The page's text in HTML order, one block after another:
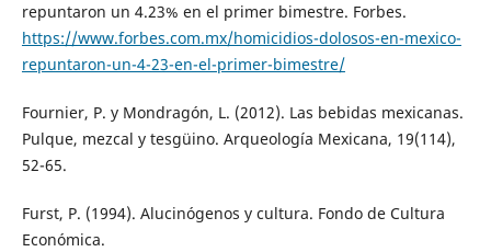
repuntaron un 4.23% en el primer bimestre. Forbes.
https://www.forbes.com.mx/homicidios-dolosos-en-mexico-
repuntaron-un-4-23-en-el-primer-bimestre/
Fournier, P. y Mondragón, L. (2012). Las bebidas mexicanas.
Pulque, mezcal y tesgüino. Arqueología Mexicana, 19(114),
52-65.
Furst, P. (1994). Alucinógenos y cultura. Fondo de Cultura
Económica.